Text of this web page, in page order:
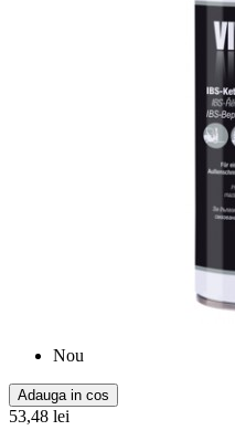
Nou
Adauga in cos
53,48 lei